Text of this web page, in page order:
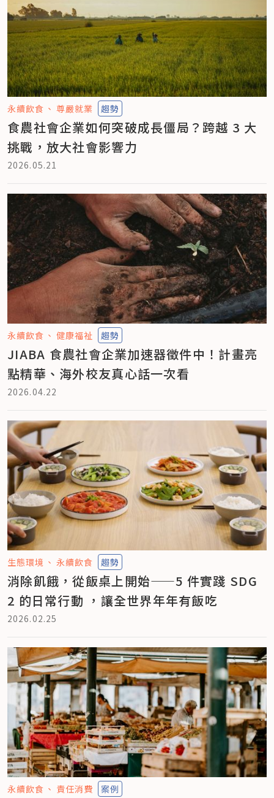
永續飲食 尊嚴就業 趨勢
食農社會企業如何突破成長僵局？跨越 3 大
挑戰，放大社會影響力
2026.05.21
永續飲食 健康福祉 趨勢
JIABA 食農社會企業加速器徵件中！計畫亮
點精華、海外校友真心話一次看
2026.04.22
生態環境 永續飲食 趨勢
消除飢餓，從飯桌上開始——5 件實踐 SDG
2 的日常行動 ，讓全世界年年有飯吃
2026.02.25
永續飲食 責任消費 案例